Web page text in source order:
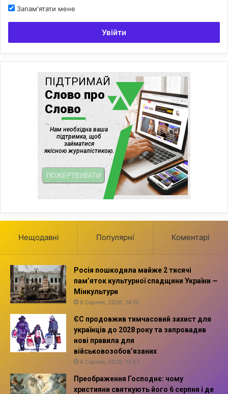
Запам'ятати мене
Увійти
Нещодавні Популярні Коментарі
Росія пошкодила майже 2 тисячі
пам’яток культурної спадщини України —
Мінкультури
6 Серпня, 2026, 14:10
ЄС продовжив тимчасовий захист для
українців до 2028 року та запровадив
нові правила для
військовозобов’язаних
6 Серпня, 2026, 13:57
Преображення Господнє: чому
християни святкують його 6 серпня і де